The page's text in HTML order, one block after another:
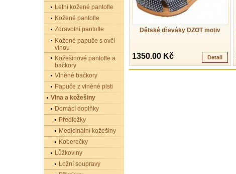
Dětské dřeváky DZOT motiv
1350.00 Kč Detail
Letní kožené pantofle
Kožené pantofle
Zdravotní pantofle
Kožené papuče s ovčí
vlnou
Kožešinové pantofle a
bačkory
Vlněné bačkory
Papuče z vlněné plsti
Vlna a kožešiny
Domácí doplňky
Předložky
Medicinální kožešiny
Koberečky
Lůžkoviny
Ložní soupravy